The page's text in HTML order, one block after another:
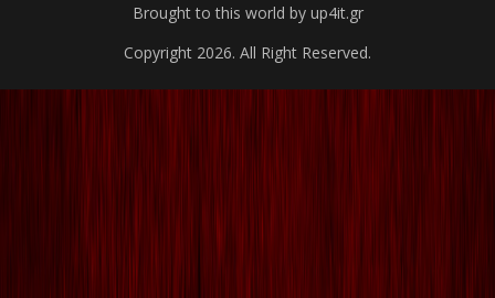
Brought to this world by up4it.gr
Copyright 2026. All Right Reserved.